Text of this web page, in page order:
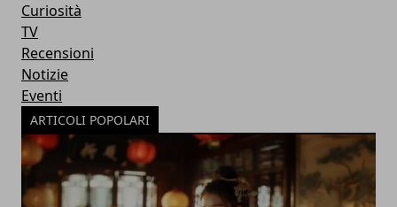
Curiosità
TV
Recensioni
Notizie
Eventi
ARTICOLI POPOLARI